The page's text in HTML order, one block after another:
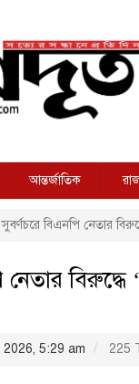
আন্তর্জাতিক
সুবর্ণচরে বিএনপি নেতার
বিরুদ্ধে
5:29 am 225